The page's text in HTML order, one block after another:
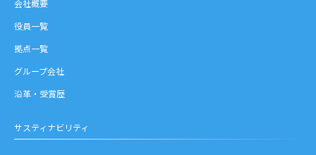
会社概要
役員一覧
拠点一覧
グループ会社
沿革・受賞歴
サスティナビリティ